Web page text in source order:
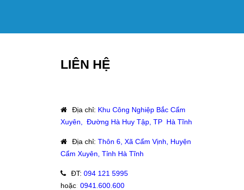
LIÊN HỆ
Địa chỉ: Khu Công Nghiệp Bắc Cẩm
Xuyên, Đường Hà Huy Tập, TP Hà Tĩnh
Địa chỉ: Thôn 6, Xã Cẩm Vịnh, Huyện
Cẩm Xuyên, Tỉnh Hà Tĩnh
ĐT: 094 121 5995
hoặc: 0941.600.600